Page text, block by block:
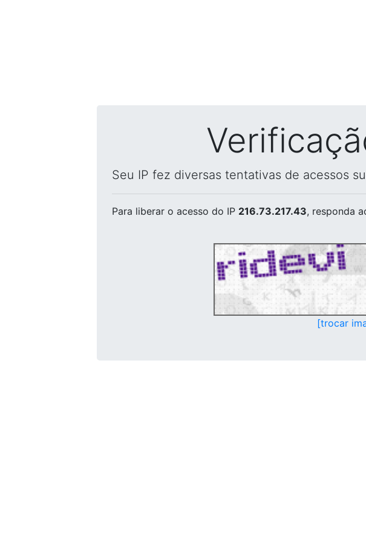
Seu IP fez diversas tentativas de acessos
Para liberar o acesso do IP 216.73.217.43, responda
[trocar